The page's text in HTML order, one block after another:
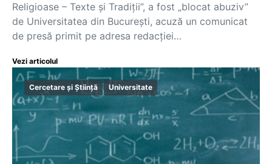
Religioase – Texte și Tradiții”, a fost „blocat abuziv”
de Universitatea din București, acuză un comunicat
de presă primit pe adresa redacției…
Vezi articolul
Cercetare și Știință Universitate